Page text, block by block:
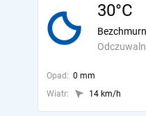
30°C
Opad: 0 mm
Wiatr:
14 km/h